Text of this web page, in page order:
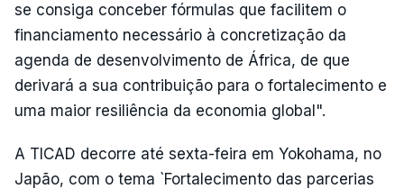
se consiga conceber fórmulas que facilitem o
financiamento necessário à concretização da
agenda de desenvolvimento de África, de que
derivará a sua contribuição para o fortalecimento e
uma maior resiliência da economia global".
A TICAD decorre até sexta-feira em Yokohama, no
Japão, com o tema `Fortalecimento das parcerias